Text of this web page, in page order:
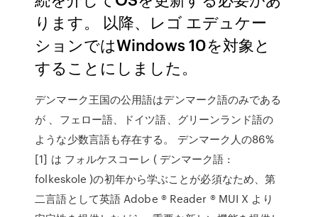
ります。 以降、レゴ エデュケー
ションではWindows 10を対象と
することにしました。
デンマーク王国の公用語はデンマーク語のみである
が 、フェロー語、ドイツ語、グリーンランド語の
ような少数言語も存在する。 デンマーク人の86%
[1] は フォルケスコーレ ( デンマーク語 :
folkeskole )の初年から学ぶことが必須なため、第
二言語として英語 Adobe ® Reader ® MUI X より